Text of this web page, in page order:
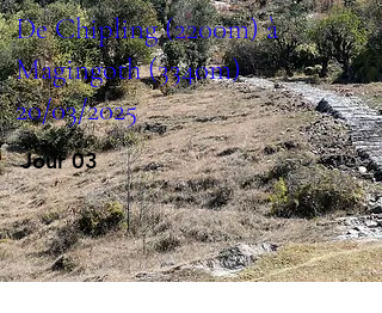
De Chipling (2200m) à
Magingoth (3340m)
20/03/2025
Jour 03